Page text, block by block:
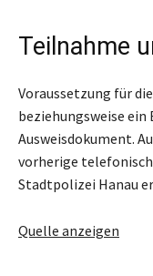
Teilnahme
Voraussetzung für
beziehungsweise
Ausweisdokument.
vorherige
Stadtpolizei Hanau
Quelle anzeigen